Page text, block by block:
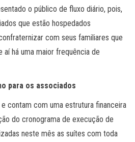
o público de fluxo diário, pois,
que estão hospedados
com seus familiares que
aí há uma maior frequência de
para os associados
contam com uma estrutura financeira
do cronograma de execução de
neste mês as suítes com toda